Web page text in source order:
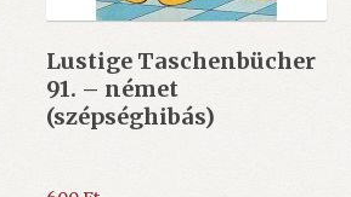
Lustige Taschenbücher
91. – német
(szépséghibás)